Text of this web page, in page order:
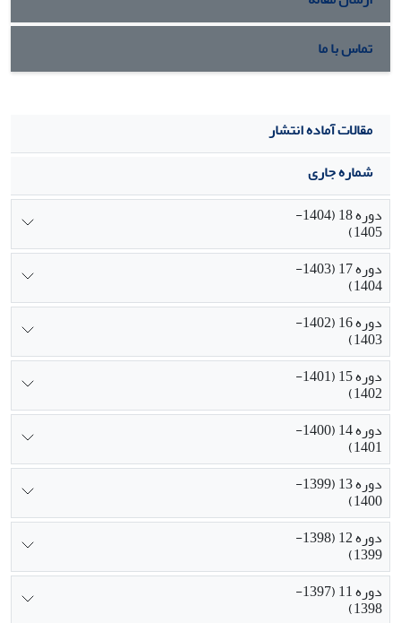
تماس با ما
مقالات آماده انتشار
شماره جاری
دوره 18 (1404-
1405)
دوره 17 (1403-
1404)
دوره 16 (1402-
1403)
دوره 15 (1401-
1402)
دوره 14 (1400-
1401)
دوره 13 (1399-
1400)
دوره 12 (1398-
1399)
دوره 11 (1397-
1398)